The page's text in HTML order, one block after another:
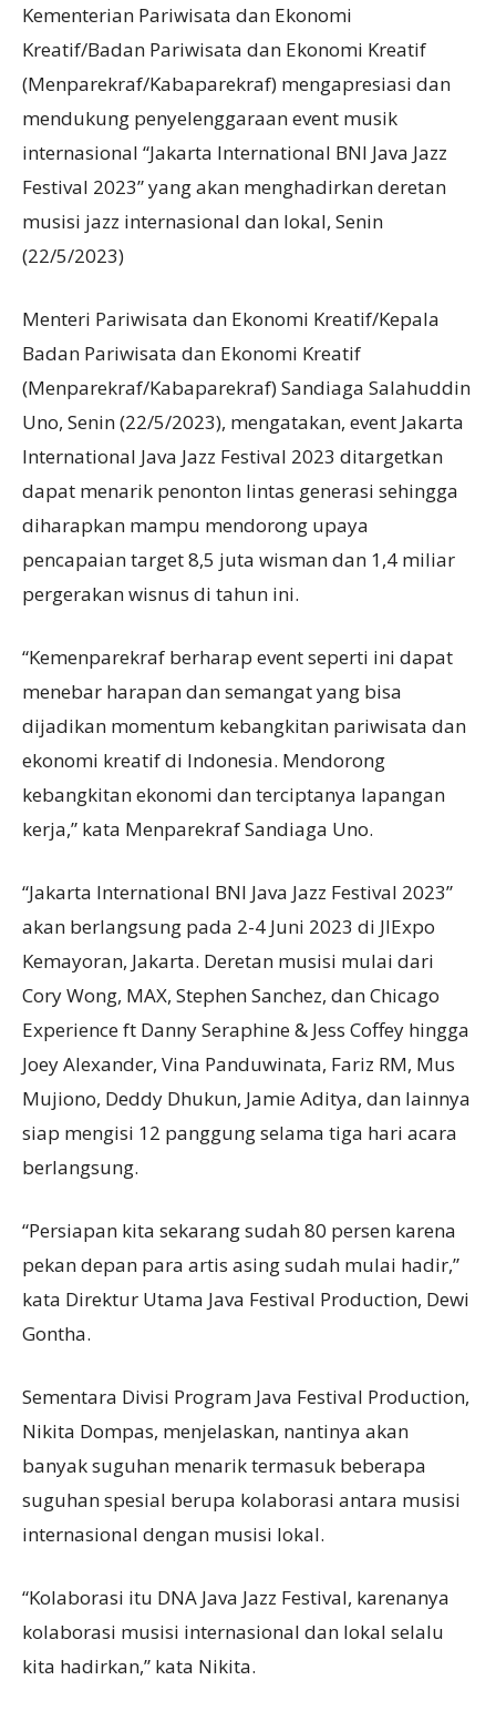
Kementerian Pariwisata dan Ekonomi
Kreatif/Badan Pariwisata dan Ekonomi Kreatif
(Menparekraf/Kabaparekraf) mengapresiasi dan
mendukung penyelenggaraan event musik
internasional “Jakarta International BNI Java Jazz
Festival 2023” yang akan menghadirkan deretan
musisi jazz internasional dan lokal, Senin
(22/5/2023)
Menteri Pariwisata dan Ekonomi Kreatif/Kepala
Badan Pariwisata dan Ekonomi Kreatif
(Menparekraf/Kabaparekraf) Sandiaga Salahuddin
Uno, Senin (22/5/2023), mengatakan, event Jakarta
International Java Jazz Festival 2023 ditargetkan
dapat menarik penonton lintas generasi sehingga
diharapkan mampu mendorong upaya
pencapaian target 8,5 juta wisman dan 1,4 miliar
pergerakan wisnus di tahun ini.
“Kemenparekraf berharap event seperti ini dapat
menebar harapan dan semangat yang bisa
dijadikan momentum kebangkitan pariwisata dan
ekonomi kreatif di Indonesia. Mendorong
kebangkitan ekonomi dan terciptanya lapangan
kerja,” kata Menparekraf Sandiaga Uno.
“Jakarta International BNI Java Jazz Festival 2023”
akan berlangsung pada 2-4 Juni 2023 di JIExpo
Kemayoran, Jakarta. Deretan musisi mulai dari
Cory Wong, MAX, Stephen Sanchez, dan Chicago
Experience ft Danny Seraphine & Jess Coffey hingga
Joey Alexander, Vina Panduwinata, Fariz RM, Mus
Mujiono, Deddy Dhukun, Jamie Aditya, dan lainnya
siap mengisi 12 panggung selama tiga hari acara
berlangsung.
“Persiapan kita sekarang sudah 80 persen karena
pekan depan para artis asing sudah mulai hadir,”
kata Direktur Utama Java Festival Production, Dewi
Gontha.
Sementara Divisi Program Java Festival Production,
Nikita Dompas, menjelaskan, nantinya akan
banyak suguhan menarik termasuk beberapa
suguhan spesial berupa kolaborasi antara musisi
internasional dengan musisi lokal.
“Kolaborasi itu DNA Java Jazz Festival, karenanya
kolaborasi musisi internasional dan lokal selalu
kita hadirkan,” kata Nikita.